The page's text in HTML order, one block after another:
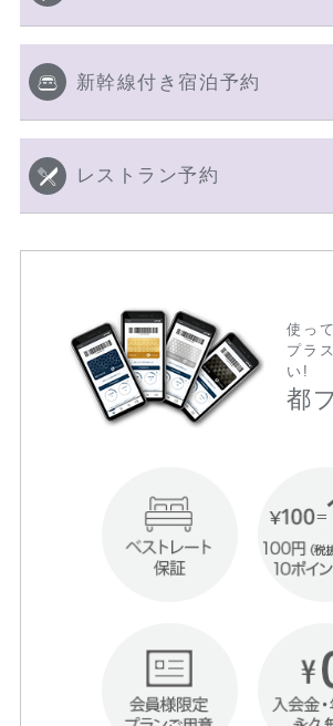
新幹線付き宿泊予約
レストラン予約
使っ
プラ
い!
都